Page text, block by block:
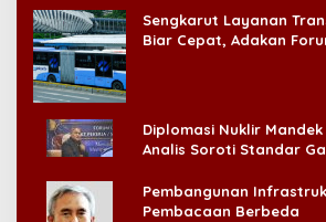
Sengkarut Layanan
Biar Cepat, Adakan
Diplomasi Nuklir
Analis Soroti Standar
Pembangunan
Pembacaan Berbeda